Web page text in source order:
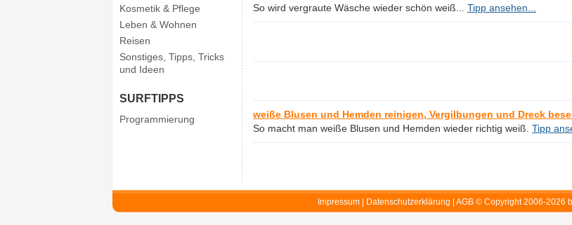
So wird vergraute Wäsche wieder schön weiß... Tipp ansehen...
weiße Blusen und Hemden reinigen, Vergilbungen und Dreck
So macht man weiße Blusen und Hemden wieder richtig weiß. Tipp
Kosmetik & Pflege
Leben & Wohnen
Reisen
Sonstiges, Tipps, Tricks
und Ideen
SURFTIPPS
Programmierung
Impressum Datenschutzerklärung AGB © Copyright 2006-2026